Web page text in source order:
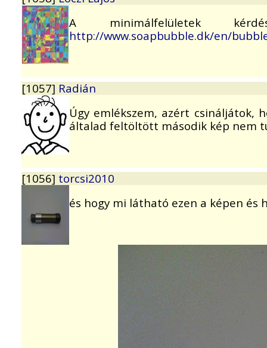
A minimálfelületek
http://www.soapbubble.dk/en/
[1057] Radián
Úgy emlékszem, azért csináljátok,
általad feltöltött második kép nem
[1056] torcsi2010
és hogy mi látható ezen a képen és